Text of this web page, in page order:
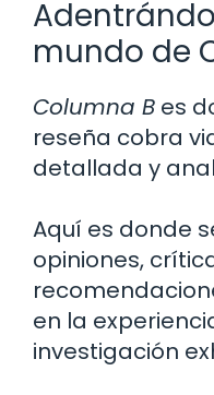
mundo de
Columna B es
reseña cobra
detallada y
Aquí es donde
opiniones,
en la
investigación